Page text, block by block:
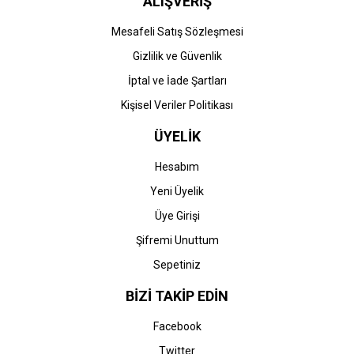
Mesafeli Satış Sözleşmesi
Gizlilik ve Güvenlik
İptal ve İade Şartları
Kişisel Veriler Politikası
ÜYELİK
Hesabım
Yeni Üyelik
Üye Girişi
Şifremi Unuttum
Sepetiniz
BİZİ TAKİP EDİN
Facebook
Twitter